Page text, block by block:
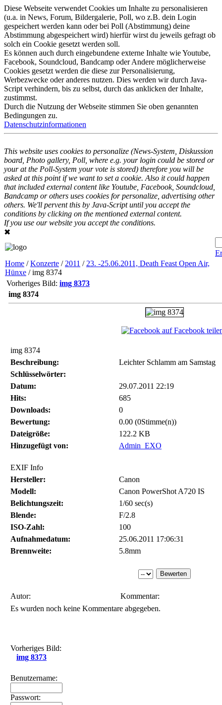
Diese Webseite verwendet Cookies um Inhalte zu personalisieren
(u.a. in News, Forum, Bildergalerie, Poll, wo z.B. dein Login
gespeichert werden kann oder bei Poll (Abstimmung) deine
Abstimmung abgespeichert wird) hierfür wirst du jeweils gefragt ob
solch ein Cookie gesetzt werden soll.
Es können auch durch eingebundene externe Inhalte wie Youtube,
Facebook, Soundcloud, Bandcamp oder Andere möglicherweise
Cookies gesetzt werden die diese zur Personalisierung,
Werbezwecke oder anderes nutzen. Dies werden wir durch Java-
Script verhindern, bis zu selbst, durch das anklicken der Inhalte,
zustimmst.
Durch die Nutzung der Webseite stimmen Sie oben genannten
Bedingungen zu.
Datenschutzinformationen
This website uses cookies to personalize (News-System, Diskussion
board, Photo gallery, Poll, where e.g. your login could be stored or
your at the Poll-System your vote is stored) therefore you will be
asked at this point if we want to set a cookie. Also it could happen
that included external content like Youtube, Facebook, Soundcloud,
Bandcamp or others uses cookies for personalize, advertising other
others. We'll pervent this by Java-Script until you accept the
conditions by clicking on the mentioned external content.
If you use our website you accept the conditions.
✖
Home /Konzerte / 2011 / 23. -25.06.2011, Death Feast Open Air,
Hünxe / img 8374
Vorheriges Bild: img 8373
img 8374
auf Facebook
img 8374
Beschreibung:
Leichter Schlamm am Samstag
Schlüsselwörter:
Datum:
29.07.2011 22:19
Hits:
685
Downloads:
0
Bewertung:
0.00 (0Stimme(n))
Dateigröße:
122.2 KB
Hinzugefügt von:
Admin_EXO
EXIF Info
Hersteller:
Canon
Modell:
Canon PowerShot A720 IS
Belichtungszeit:
1/60 sec(s)
Blende:
F/2.8
ISO-Zahl:
100
Aufnahmedatum:
25.06.2011 17:06:31
Brennweite:
5.8mm
Autor:
Kommentar:
Es wurden noch keine Kommentare abgegeben.
Vorheriges Bild:
img 8373
Benutzername:
Passwort: